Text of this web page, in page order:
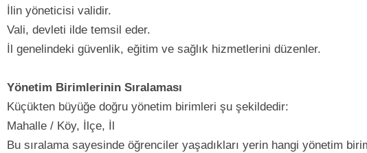
İlin yöneticisi validir.
Vali, devleti ilde temsil eder.
İl genelindeki güvenlik, eğitim ve sağlık hizmetlerini düzenler.
Yönetim Birimlerinin Sıralaması
Küçükten büyüğe doğru yönetim birimleri şu şekildedir:
Mahalle / Köy, İlçe, İl
Bu sıralama sayesinde öğrenciler yaşadıkları yerin hangi yönetim